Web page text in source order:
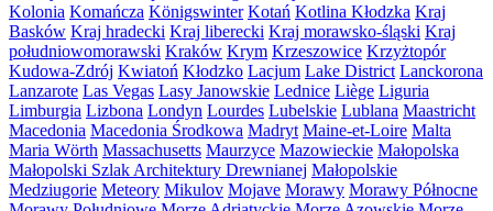
Kolonia Komańcza Königswinter Kotań Kotlina Kłodzka Kraj
Basków Kraj hradecki Kraj liberecki Kraj morawsko-śląski Kraj
południowomorawski Kraków Krym Krzeszowice Krzyżtopór
Kudowa-Zdrój Kwiatoń Kłodzko Lacjum Lake District Lanckorona
Lanzarote Las Vegas Lasy Janowskie Lednice Liège Liguria
Limburgia Lizbona Londyn Lourdes Lubelskie Lublana Maastricht
Macedonia Macedonia Środkowa Madryt Maine-et-Loire Malta
Maria Wörth Massachusetts Maurzyce Mazowieckie Małopolska
Małopolski Szlak Architektury Drewnianej Małopolskie
Medziugorie Meteory Mikulov Mojave Morawy Morawy Północne